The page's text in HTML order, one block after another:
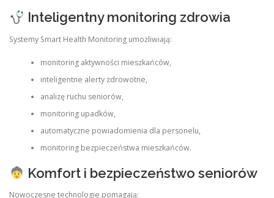
Inteligentny monitoring zdrowia
Systemy Smart Health Monitoring umożliwiają:
monitoring aktywności mieszkańców,
inteligentne alerty zdrowotne,
analizę ruchu seniorów,
monitoring upadków,
automatyczne powiadomienia dla personelu,
monitoring bezpieczeństwa mieszkańców.
Komfort i bezpieczeństwo seniorów
Nowoczesne technologie pomagają: